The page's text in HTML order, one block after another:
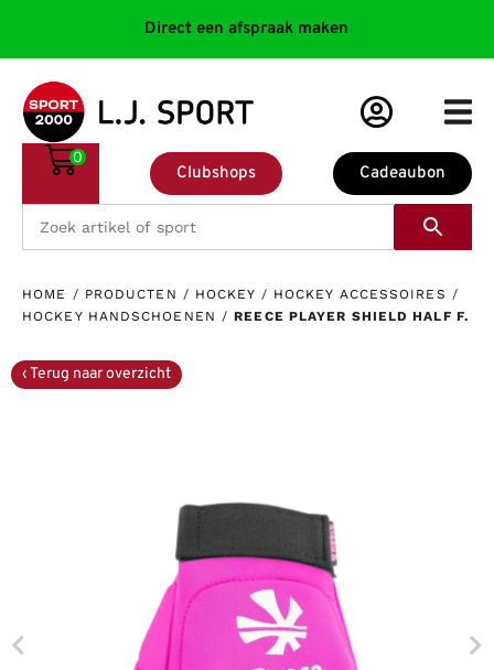
Direct een afspraak maken
Cadeaubon
Clubshops
0
HOME / PRODUCTEN / HOCKEY / HOCKEY ACCESSOIRES /
HOCKEY HANDSCHOENEN /REECE PLAYER SHIELD HALF F.